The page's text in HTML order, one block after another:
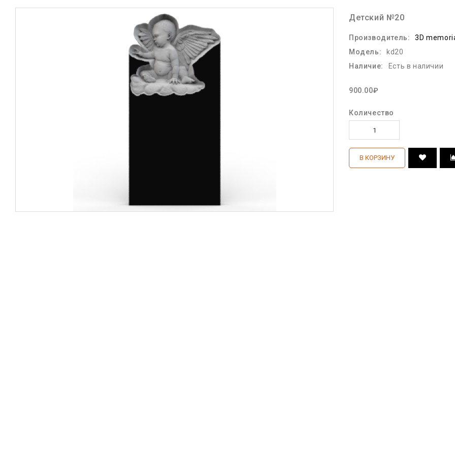
Детский №20
Производитель:
3D
Модель:
kd20
Наличие:
Есть в наличии
900.00₽
Количество
В КОРЗИНУ